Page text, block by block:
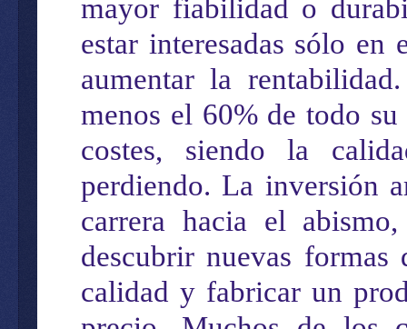
mayor fiabilidad o
estar interesadas sólo en
aumentar la
menos el 60% de todo
costes, siendo la
perdiendo. La inversión
carrera hacia el abismo
descubrir nuevas formas
calidad y fabricarun